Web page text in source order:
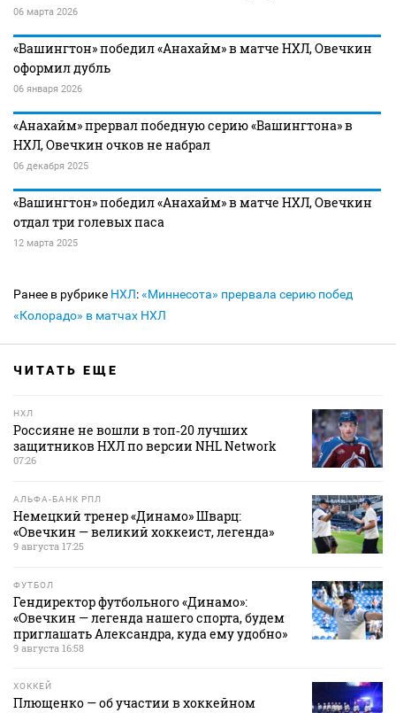
06 марта 2026
«Вашингтон» победил «Анахайм» в матче НХЛ, Овечкин
оформил дубль
06 января 2026
«Анахайм» прервал победную серию «Вашингтона» в
НХЛ, Овечкин очков не набрал
06 декабря 2025
«Вашингтон» победил «Анахайм» в матче НХЛ, Овечкин
отдал три голевых паса
12 марта 2025
Ранее в рубрике НХЛ:«Миннесота» прервала серию побед
«Колорадо» в матчах НХЛ
ЧИТАТЬ ЕЩЕ
НХЛ
Россияне не вошли в топ‑20 лучших
защитников НХЛ по версии NHL Network
07:26
АЛЬФА-БАНК РПЛ
Немецкий тренер «Динамо» Шварц:
«Овечкин — великий хоккеист, легенда»
9 августа 17:25
ФУТБОЛ
Гендиректор футбольного «Динамо»:
«Овечкин — легенда нашего спорта, будем
приглашать Александра, куда ему удобно»
9 августа 16:58
ХОККЕЙ
Плющенко — об участии в хоккейном